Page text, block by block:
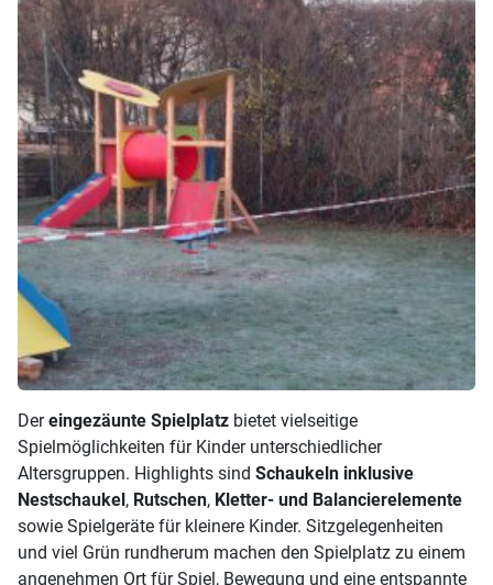
Dereingezäunte Spielplatz bietet vielseitige
Spielmöglichkeiten für Kinder unterschiedlicher
Altersgruppen. Highlights sind Schaukeln inklusive
Nestschaukel, Rutschen, Kletter- und Balancierelemente
sowie Spielgeräte für kleinere Kinder. Sitzgelegenheiten
und viel Grün rundherum machen den Spielplatz zu einem
angenehmen Ort für Spiel, Bewegung und eine entspannte